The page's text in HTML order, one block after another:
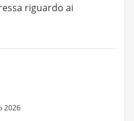
riguardo ai
2026